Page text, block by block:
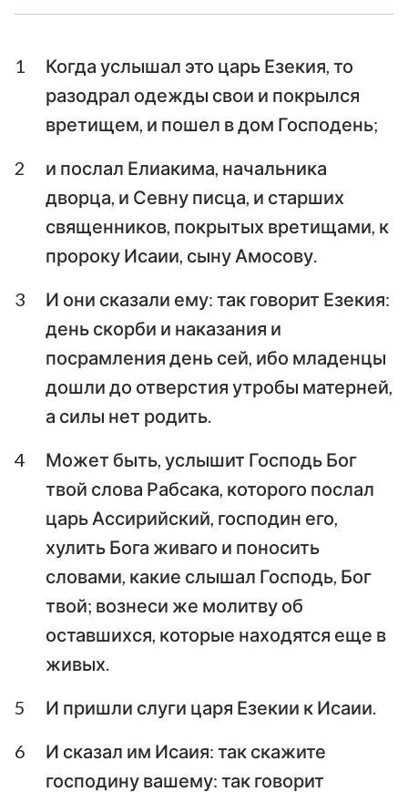
Есфирь Иов
Исаия Иеремия
Плач Иеремии Иезекииль
Авдия Иона
Михей Наум
Аггей
Малахия
1
Когда услышал это царь Езекия, то
разодрал одежды свои и покрылся
вретищем, и пошел в дом Господень;
2
и послал Елиакима, начальника
дворца, и Севну писца, и старших
священников, покрытых вретищами, к
пророку Исаии, сыну Амосову.
3
И они сказали ему: так говорит Езекия:
день скорби и наказания и
посрамления день сей, ибо младенцы
дошли до отверстия утробы матерней,
а силы нет родить.
4
Может быть, услышит Господь Бог
твой слова Рабсака, которого послал
царь Ассирийский, господин его,
хулить Бога живаго и поносить
словами, какие слышал Господь, Бог
твой; вознеси же молитву об
оставшихся, которые находятся еще в
живых.
5
И пришли слуги царя Езекии к Исаии.
6
И сказал им Исаия: так скажите
господину вашему: так говорит